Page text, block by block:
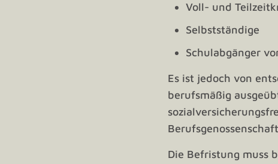
Voll- und
Selbstständige
Schulabgänger
Es ist jedoch von
berufsmäßig
Die Befristung muss